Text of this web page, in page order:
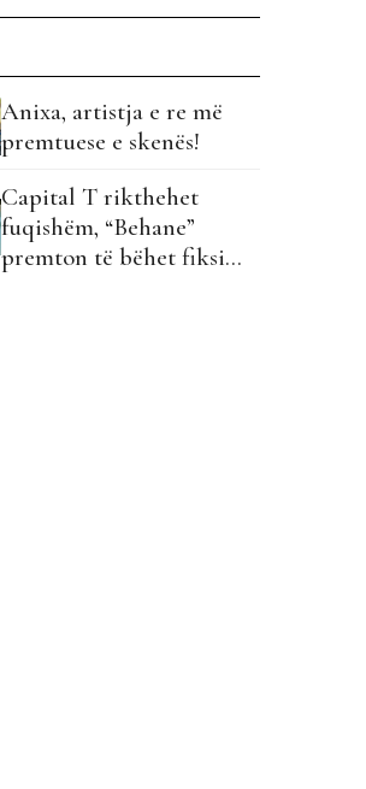
Anixa, artistja e re më
premtuese e skenës!
Capital T rikthehet
fuqishëm, “Behane”
premton të bëhet fiksimi